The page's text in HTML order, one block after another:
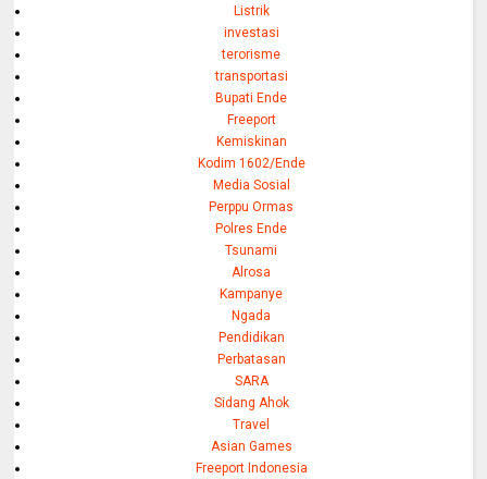
Listrik
investasi
terorisme
transportasi
Bupati Ende
Freeport
Kemiskinan
Kodim 1602/Ende
Media Sosial
Perppu Ormas
Polres Ende
Tsunami
Alrosa
Kampanye
Ngada
Pendidikan
Perbatasan
SARA
Sidang Ahok
Travel
Asian Games
Freeport Indonesia